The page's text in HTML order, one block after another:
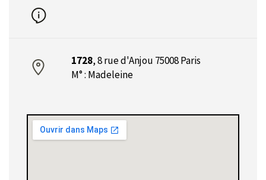
1728,8 rue d'Anjou 75008 Paris
M° : Madeleine